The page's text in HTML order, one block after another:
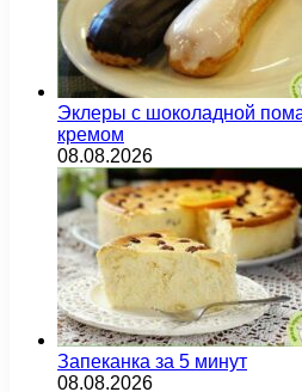
Эклеры с шоколадной
кремом
08.08.2026
Запеканка за 5 минут
08.08.2026